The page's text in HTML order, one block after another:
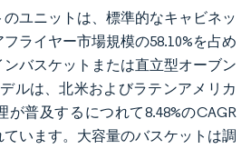
のユニットは、標準的なキャビネッ
ライヤー市場規模の58.10%を占め
バスケットまたは直立型オーブン
ルは、北米およびラテンアメリカ
が普及するにつれて8.48%のCAGR
います。大容量のバスケットは調